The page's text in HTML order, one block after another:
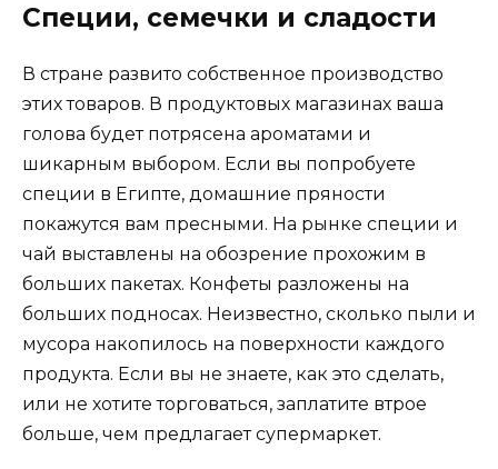
Специи, семечки и сладости
В стране развито собственное производство
этих товаров. В продуктовых магазинах ваша
голова будет потрясена ароматами и
шикарным выбором. Если вы попробуете
специи в Египте, домашние пряности
покажутся вам пресными. На рынке специи и
чай выставлены на обозрение прохожим в
больших пакетах. Конфеты разложены на
больших подносах. Неизвестно, сколько пыли и
мусора накопилось на поверхности каждого
продукта. Если вы не знаете, как это сделать,
или не хотите торговаться, заплатите втрое
больше, чем предлагает супермаркет.